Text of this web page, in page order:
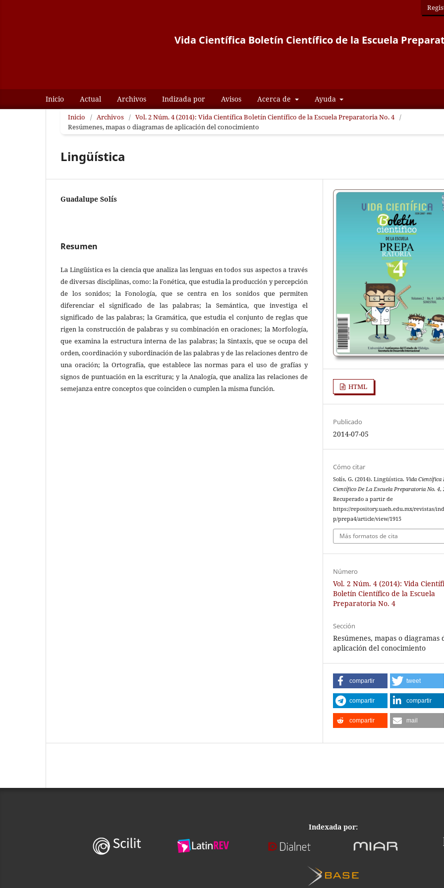
Vida Científica Boletín Científico de la Escuela
Inicio Actual Archivos Indizada por Avisos Acerca de Ayuda
Inicio / Archivos / Vol. 2 Núm. 4 (2014): Vida Científica Boletín Científico de la Escuela Preparatoria No. 4 /
Resúmenes, mapas o diagramas de aplicación del conocimiento
Lingüística
Guadalupe Solís
Resumen
La Lingüística es la ciencia que analiza las lenguas en todos sus aspectos a través
de diversas disciplinas, como: la Fonética, que estudia la producción y percepción
de los sonidos; la Fonología, que se centra en los sonidos que permiten
diferenciar el significado de las palabras; la Semántica, que investiga el
significado de las palabras; la Gramática, que estudia el conjunto de reglas que
rigen la construcción de palabras y su combinación en oraciones; la Morfología,
que examina la estructura interna de las palabras; la Sintaxis, que se ocupa del
orden, coordinación y subordinación de las palabras y de las relaciones dentro de
una oración; la Ortografía, que establece las normas para el uso de grafías y
signos de puntuación en la escritura; y la Analogía, que analiza las relaciones de
semejanza entre conceptos que coinciden o cumplen la misma función.
HTML
Publicado
2014-07-05
Cómo citar
Solís, G. (2014). Lingüística. Vida Científica
Científico De La Escuela Preparatoria No. 4,
Recuperado a partir de
https://repository.uaeh.edu.mx/revistas/
p/prepa4/article/view/1915
Más formatos de cita
Número
Vol. 2 Núm. 4 (2014): Vida
Boletín Científico de la Escuela
Preparatoria No. 4
Sección
Resúmenes, mapas o diagramas
aplicación del conocimiento
compartir tweet
compartir compartir
compartir mail
Indexada por: